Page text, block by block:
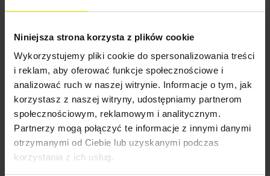
Niniejsza strona korzysta z plików cookie
Wykorzystujemy pliki cookie do spersonalizowania treści
i reklam, aby oferować funkcje społecznościowe i
analizować ruch w naszej witrynie. Informacje o tym, jak
korzystasz z naszej witryny, udostępniamy partnerom
społecznościowym, reklamowym i analitycznym.
Partnerzy mogą połączyć te informacje z innymi danymi
otrzymanymi od Ciebie lub uzyskanymi podczas
korzystania z ich usług.
Rury do odkurzacza karcher
Wąż do odkurzaczy karcher
karcher
Elementy łączące do odkurzaczy karcher
Pozostałe akcesoria do odkurzaczy karcher
Zestawy akcesorii do odkurzaczy karcher
Wyposażenie urządzeń ekstrakcyjnych
Pozostałe akcesoria do urządzeń
ekstrakcyjnych
Węże do urządzeń ekstrakcyjnych
Dysze do urządzeń ekstrakcyjnych
Wyposażenie do profesjonalnej parownicy